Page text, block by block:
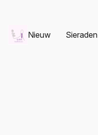
Nieuw Sieraden